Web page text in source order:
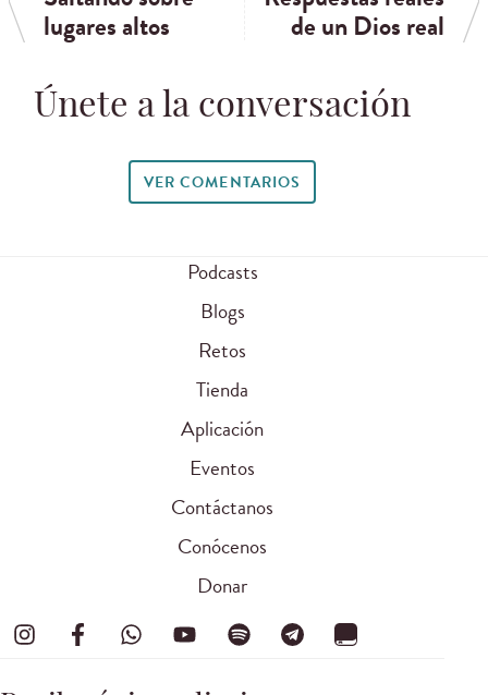
lugares altos de un Dios real
Únete a la conversación
VER COMENTARIOS
Podcasts
Blogs
Retos
Tienda
Aplicación
Eventos
Contáctanos
Conócenos
Donar